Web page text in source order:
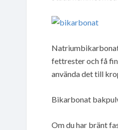
fettrester och få
använda det till
Bikarbonat
Om du har bränt